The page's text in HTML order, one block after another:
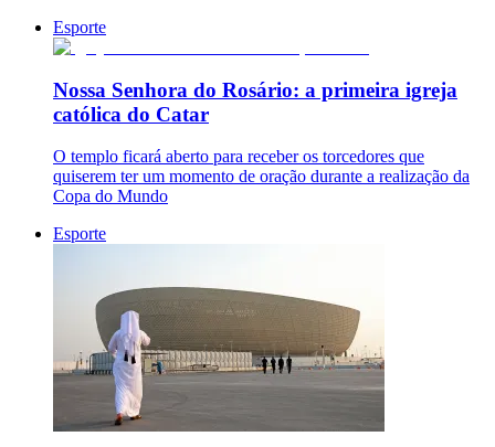
Esporte
Nossa Senhora do Rosário: a primeira igreja
católica do Catar
O templo ficará aberto para receber os torcedores que
quiserem ter um momento de oração durante a realização da
Copa do Mundo
Esporte